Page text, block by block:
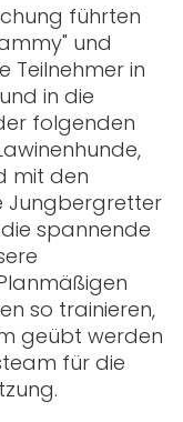
führten
und
Teilnehmer in
in die
folgenden
mit den
Jungbergretter
spannende
so trainieren,
geübt werden
für die